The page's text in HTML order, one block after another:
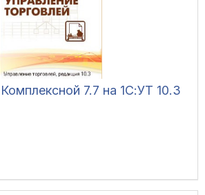
7.7 на 1С:УТ 10.3